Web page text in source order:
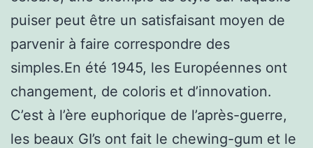
puiser peut être un satisfaisant moyen de
parvenir à faire correspondre des
simples.En été 1945, les Européennes ont
changement, de coloris et d’innovation.
C’est à l’ère euphorique de l’après-guerre,
les beaux GI’s ont fait le chewing-gum et le